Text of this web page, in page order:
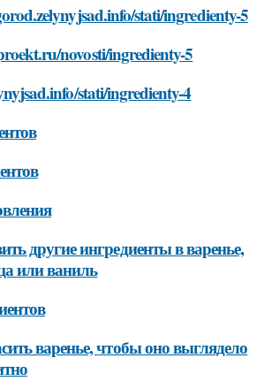
stati/ingredienty-5
novosti/ingredienty-5
stati/ingredienty-4
другие ингредиенты в варенье,
или ваниль
варенье, чтобы оно выглядело